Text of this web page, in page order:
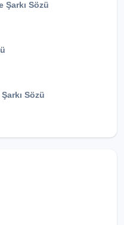
Şarkı Sözü
Şarkı Sözü